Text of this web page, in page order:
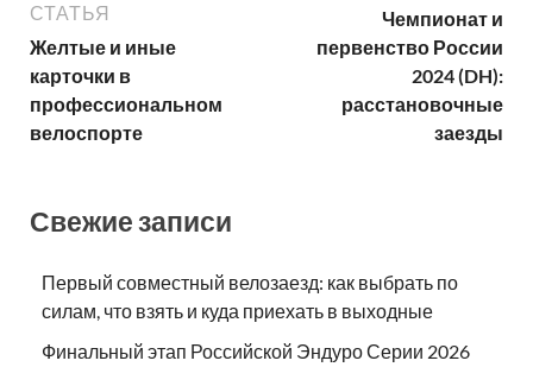
СТАТЬЯ
Желтые и иные
карточки в
профессиональном
велоспорте
Чемпионат и
первенство России
2024 (DH):
расстановочные
заезды
Свежие записи
Первый совместный велозаезд: как выбрать по
силам, что взять и куда приехать в выходные
Финальный этап Российской Эндуро Серии 2026